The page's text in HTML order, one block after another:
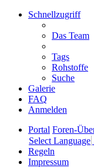
Schnellzugriff
Das Team
Tags
Rohstoffe
Suche
Galerie
FAQ
Anmelden
Portal Foren-
Select Language
Regeln
Impressum